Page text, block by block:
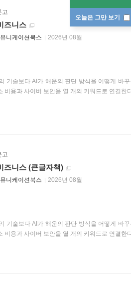
오늘은 그만 보기
고
즈니스
니케이션북스 2026년 08월
기술보다 AI가 해운의 판단 방식을 어떻게 바
비용과 사이버 보안을 열 개의 키워드로 연결한
고
즈니스 (큰글자책)
니케이션북스 2026년 08월
기술보다 AI가 해운의 판단 방식을 어떻게 바
비용과 사이버 보안을 열 개의 키워드로 연결한